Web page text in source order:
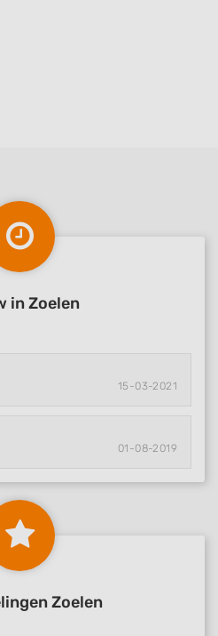
in Zoelen
15-03-2021
01-08-2019
Zoelen